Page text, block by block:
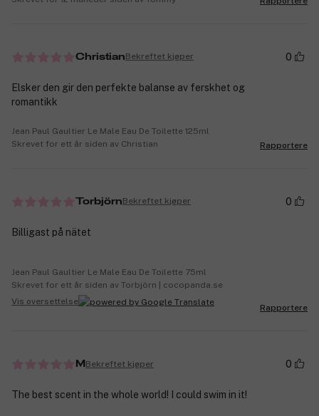
ChristianBekreftet kjøper 0
Elsker den gir den perfekte balanse av ferskhet og
romantikk
Jean Paul Gaultier Le Male Eau De Toilette 125ml
Skrevet for ett år siden av Christian
Rapportere
TorbjörnBekreftet kjøper 0
Billigast på nätet
Jean Paul Gaultier Le Male Eau De Toilette 75ml
Skrevet for ett år siden av Torbjörn | cocopanda.se
Vis oversettelse
Rapportere
M Bekreftet kjøper 0
The best scent in the whole world! I could swim in it!